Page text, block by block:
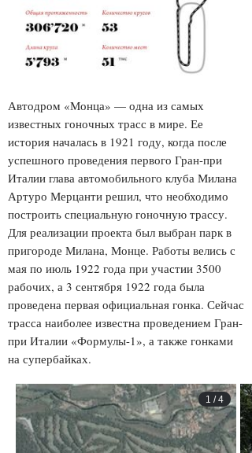
Автодром «Монца» — одна из самых
известных гоночных трасс в мире. Ее
история началась в 1921 году, когда после
успешного проведения первого Гран-при
Италии глава автомобильного клуба Милана
Артуро Мерцанти решил, что необходимо
построить специальную гоночную трассу.
Для реализации проекта был выбран парк в
пригороде Милана, Монце. Работы велись с
мая по июль 1922 года при участии 3500
рабочих, а 3 сентября 1922 года была
проведена первая официальная гонка. Сейчас
трасса наиболее известна проведением Гран-
при Италии «Формулы-1», а также гонками
на супербайках.
1 /4